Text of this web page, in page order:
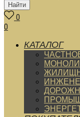
Найти
0
0
КАТАЛОГ